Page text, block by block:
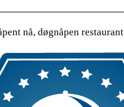
nå, døgnåpen restaurant